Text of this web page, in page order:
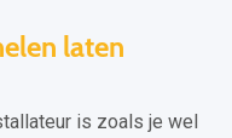
laten
is zoals je wel